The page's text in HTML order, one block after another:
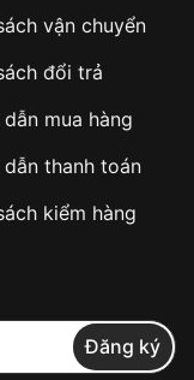
hàng hoặc
chóng
không mong
vận chuyển
đổi trả
mua hàng
thanh toán
kiểm hàng
Đăng ký